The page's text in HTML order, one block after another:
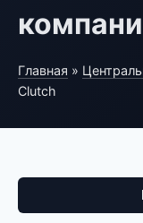
Главная »
Clutch